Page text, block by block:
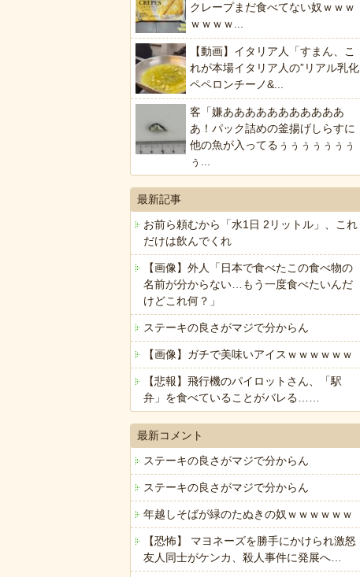
クレープまだ食べてない奴ｗｗｗ
ｗｗｗｗ...
【動画】イタリア人「すまん、こ
れが本場イタリア人の”リアル乳化
ペペロンチーノ&...
客「嫌あああああああああああ
あ！パック詰めの釜揚げしらすに
他の魚が入ってるぅぅぅぅぅぅぅ
ぅ...
最新記事
お前ら頼むから「水1日 2リットル」、これ
だけは飲んでくれ
【画像】外人「日本で食べたこの食べ物の
名前が分からない…もう一度食べたいんだ
けどこれ何？」
ステーキの良さがマジで分からん
【画像】ガチで美味いアイスｗｗｗｗｗｗ
【悲報】飛行機のパイロットさん、「駅
弁」を食べていることがバレる……
最新コメント
ステーキの良さがマジで分からん
ステーキの良さがマジで分からん
年越しそばが緑のたぬきの奴ｗｗｗｗｗｗ
【恐怖】 マヨネーズを勝手にかけられ激怒
友人同士がケンカ、殺人事件に発展へ…